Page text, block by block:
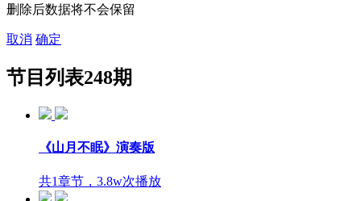
删除后数据将不会保留
取消 确定
节目列表248期
《山月不眠》演奏版
共1章节，3.8w次播放